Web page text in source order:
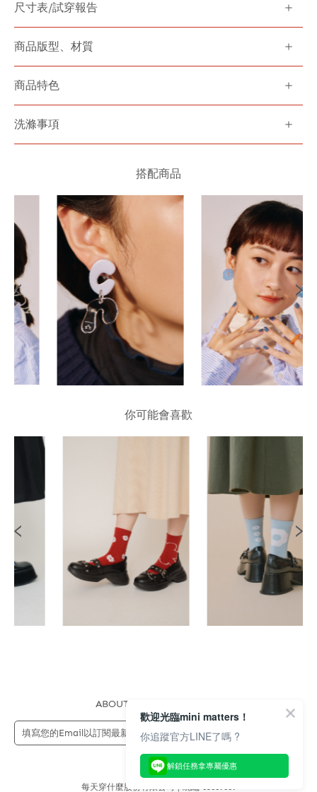
尺寸表/試穿報告
商品版型、材質
商品特色
洗滌事項
搭配商品
你可能會喜歡
ABOUT US
每天穿什麼股份有限公司 | 統編 83689089
歡迎光臨mini matters！
你追蹤官方LINE了嗎 ?
解鎖任務拿專屬優惠